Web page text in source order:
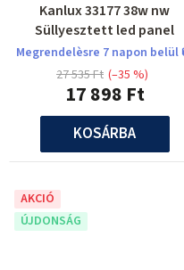
Kanlux 33177 38w nw
Süllyesztett led panel
Megrendelèsre 7 napon belül
17 898 Ft
27 535 Ft (–35 %)
KOSÁRBA
AKCIÓ
ÚJDONSÁG